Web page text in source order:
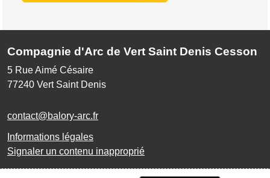
Compagnie d'Arc de Vert Saint Denis Cesson
5 Rue Aimé Césaire
77240 Vert Saint Denis
contact@balory-arc.fr
Informations légales
Signaler un contenu inapproprié